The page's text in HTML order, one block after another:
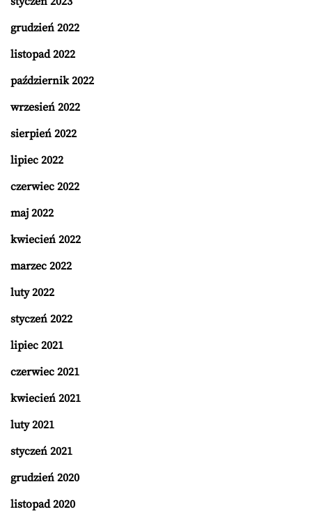
grudzień 2022
listopad 2022
październik 2022
wrzesień 2022
sierpień 2022
lipiec 2022
czerwiec 2022
maj 2022
kwiecień 2022
marzec 2022
luty 2022
styczeń 2022
lipiec 2021
czerwiec 2021
kwiecień 2021
luty 2021
styczeń 2021
grudzień 2020
listopad 2020